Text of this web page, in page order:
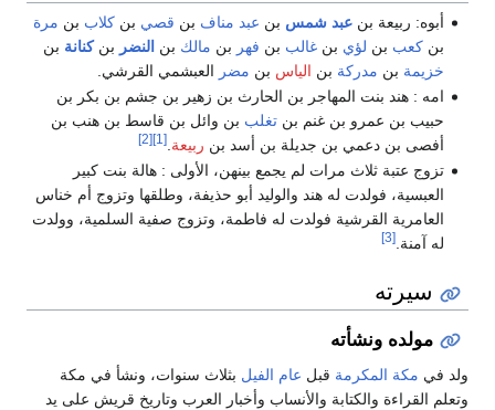
أبوه: ربيعة بنعبد شمس بن عبد مناف بن قصي بنكلاب بن مرة
بنكعب بن لؤي بنغالب بن فهر بن مالك بن النضر بنكنانة بن
خزيمة بن مدركة بن الياس بن مضر العبشمي القرشي.
امه : هند بنت المهاجر بن الحارث بن زهير بن جشم بن بكر بن
حبيب بن عمرو بن غنم بنتغلب بن وائل بن قاسط بن هنب بن
أفصى بن دعمي بن جديلة بن أسد بن ربيعة .
[1]
[2]
تزوج عتبة ثلاث مرات لم يجمع بينهن، الأولى : هالة بنت كبير
العبسية، فولدت له هند والوليد أبو حذيفة، وطلقها وتزوج أم خناس
العامرية القرشية فولدت له فاطمة، وتزوج صفية السلمية، وولدت
له آمنة.[3]
سيرته
مولده ونشأته
ولد في مكة المكرمة قبل عام الفيل بثلاث سنوات، ونشأ في مكة
وتعلم القراءة والكتابة والأنساب وأخبار العرب وتاريخ قريش على يد